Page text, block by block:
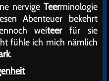
nervige Teerminologie
Abenteuer bekehrt
weiteerfür sie
fühle ich mich nämlich
.